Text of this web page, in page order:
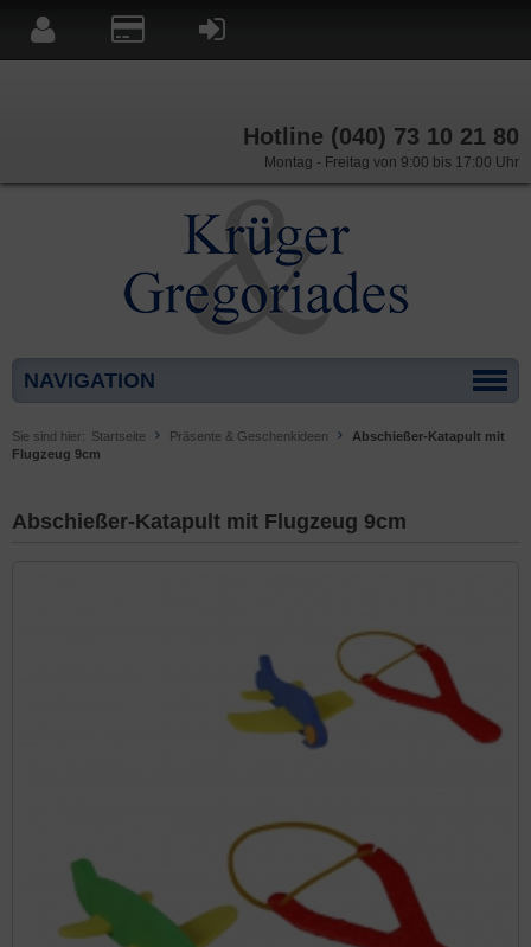
Hotline (040) 73 10 21 80
Montag - Freitag von 9:00 bis 17:00 Uhr
NAVIGATION
Sie sind hier: Startseite Präsente & Geschenkideen
Abschießer-Katapult mit
Flugzeug 9cm
Abschießer-Katapult mit Flugzeug 9cm